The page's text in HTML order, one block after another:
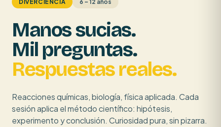
DIVERCIENCIA 6 – 12 años
Manos sucias.
Mil preguntas.
Respuestas reales.
Reacciones químicas, biología, física aplicada. Cada
sesión aplica el método científico: hipótesis,
experimento y conclusión. Curiosidad pura, sin pizarra.